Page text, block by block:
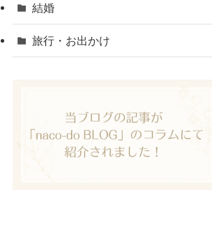
結婚
旅行・お出かけ